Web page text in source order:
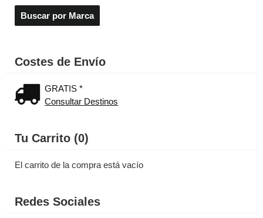
Costes de Envío
GRATIS *
Consultar Destinos
Tu Carrito (0)
El carrito de la compra está vacío
Redes Sociales